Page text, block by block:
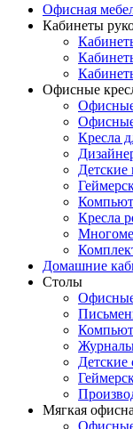
Офисная
Кабинеты
Офисные
Офисные
Кресла
Детские
Кресла
Домашние
Столы
Детские
Мягкая